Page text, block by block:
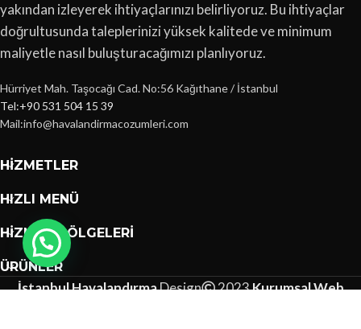
yakından izleyerek ihtiyaçlarınızı belirliyoruz. Bu ihtiyaçlar
doğrultusunda taleplerinizi yüksek kalitede ve minimum
maliyetle nasıl buluşturacağımızı planlıyoruz.
Hürriyet Mah. Taşocağı Cad. No:56 Kağıthane / İstanbul
Tel:+90 531 504 15 39
Mail:info@havalandirmacozumleri.com
HIZMETLER
HIZLI MENÜ
HIZMET BÖLGELERI
ÜRÜNLER
İstanbul HavalandırmaDesign 2023Kurumsal Web